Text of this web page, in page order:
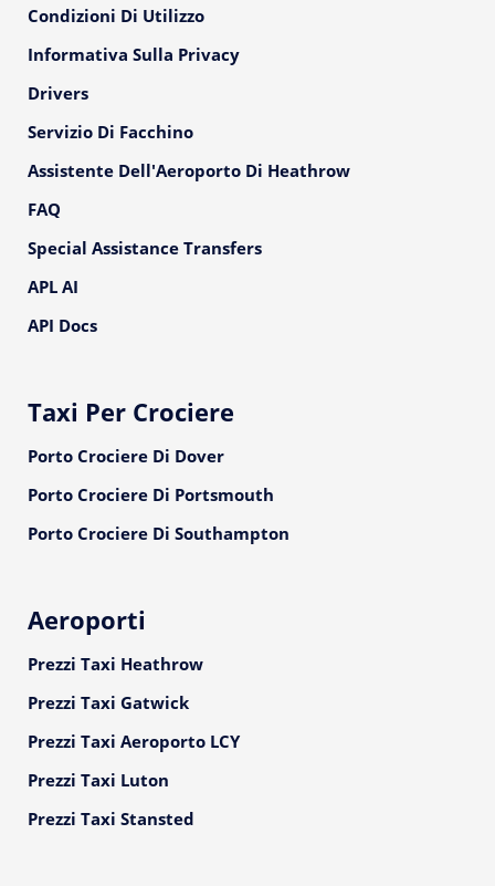
Condizioni Di Utilizzo
Informativa Sulla Privacy
Drivers
Servizio Di Facchino
Assistente Dell'Aeroporto Di Heathrow
FAQ
Special Assistance Transfers
APL AI
API Docs
Taxi Per Crociere
Porto Crociere Di Dover
Porto Crociere Di Portsmouth
Porto Crociere Di Southampton
Aeroporti
Prezzi Taxi Heathrow
Prezzi Taxi Gatwick
Prezzi Taxi Aeroporto LCY
Prezzi Taxi Luton
Prezzi Taxi Stansted